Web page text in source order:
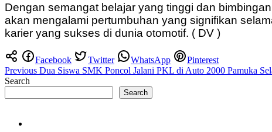
Dengan semangat belajar yang tinggi dan
akan mengalami pertumbuhan yang signifikan
karier yang sukses di dunia otomotif. ( DV )
Facebook Twitter WhatsApp Pinterest
Post
navigation
Previous Dua Siswa SMK Poncol Jalani PKL di Auto 2000 Pamuka
Search
Search